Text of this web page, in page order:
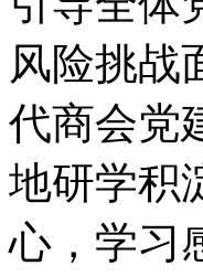
风险挑战
代商会党
地研学积
心，学习